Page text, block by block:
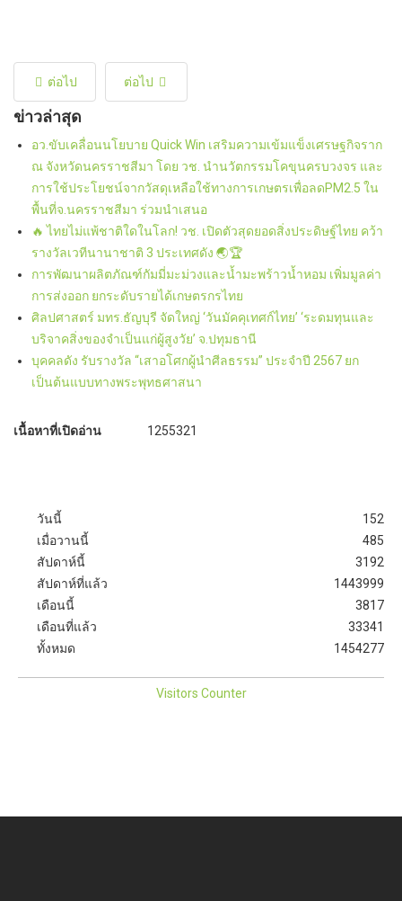
ต่อไป ต่อไป
ข่าวล่าสุด
อว.ขับเคลื่อนนโยบาย Quick Win เสริมความเข้มแข็งเศรษฐกิจราก
ณ จังหวัดนครราชสีมา โดย วช. นำนวัตกรรมโคขุนครบวงจร และ
การใช้ประโยชน์จากวัสดุเหลือใช้ทางการเกษตรเพื่อลดPM2.5 ใน
พื้นที่จ.นครราชสีมา ร่วมนำเสนอ
🔥 ไทยไม่แพ้ชาติใดในโลก! วช. เปิดตัวสุดยอดสิ่งประดิษฐ์ไทย คว้า
รางวัลเวทีนานาชาติ 3 ประเทศดัง 🌏🏆
การพัฒนาผลิตภัณฑ์กัมมี่มะม่วงและน้ำมะพร้าวน้ำหอม เพิ่มมูลค่า
การส่งออก ยกระดับรายได้เกษตรกรไทย
ศิลปศาสตร์ มทร.ธัญบุรี จัดใหญ่ ‘วันมัคคุเทศก์ไทย’ ‘ระดมทุนและ
บริจาคสิ่งของจำเป็นแก่ผู้สูงวัย’ จ.ปทุมธานี
บุคคลดัง รับรางวัล “เสาอโศกผู้นำศีลธรรม” ประจำปี 2567 ยก
เป็นต้นแบบทางพระพุทธศาสนา
เนื้อหาที่เปิดอ่าน 1255321
วันนี้
เมื่อวานนี้
สัปดาห์นี้
สัปดาห์ที่แล้ว
เดือนนี้
เดือนที่แล้ว
ทั้งหมด
152
485
3192
1443999
3817
33341
1454277
Visitors Counter